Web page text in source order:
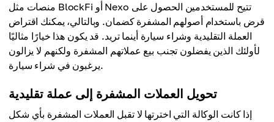
منصات مثل BlockFi أو Nexo تتيح للمستخدمين الحصول على
قرض باستخدام أصولهم المشفرة كضمان. وبالتالي، يمكنك اقتراض
العملة التقليدية وشراء سيارة أينما تريد. قد يكون هذا خيارًا مثاليًا
لأولئك الذين يفضلون تجنب بيع عملاتهم المشفرة ولكنهم لا يزالون
يرغبون في شراء سيارة.
تحويل العملات المشفرة إلى عملة تقليدية
إذا كانت الوكالة التي اخترتها لا تقبل العملات المشفرة بأي شكل